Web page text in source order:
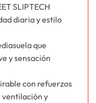
SLIPTECH
diaria y estilo
que
y sensación
con refuerzos
ventilación y